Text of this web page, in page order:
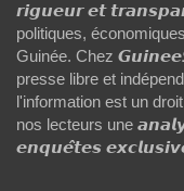
𝙧𝙞𝙜𝙪𝙚𝙪𝙧 𝙚𝙩
politiques,
Guinée. Chez
presse libre et
l'information est un
nos lecteurs une
𝙚𝙣𝙦𝙪𝙚̂𝙩𝙚𝙨